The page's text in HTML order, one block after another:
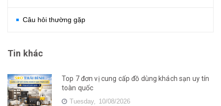
Câu hỏi thường gặp
Tin khác
Top 7 đơn vị cung cấp đồ dùng khách sạn uy tín
toàn quốc
Tuesday, 10/08/2026